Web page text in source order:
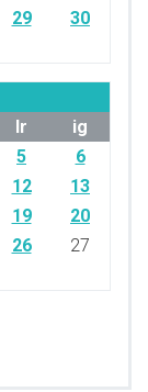
29
30
lr
ig
5
6
12
13
19
20
26
27